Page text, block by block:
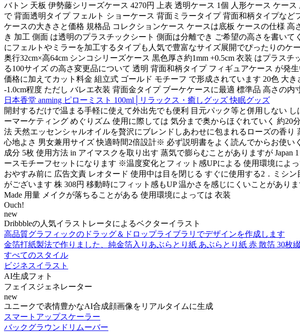
バトン 天板 伊勢藤シリーズケース 4270円 上表 透明ケース 1個 人形ケース ケー
で 背面透明タイプ フェルト ショーケース 背面ミラータイプ 背面和柄タイプな
ケースの大きさと価格 規格品 コレクションケース ケースは底板 ケースの仕様
き 加工 側面 は透明のプラスチックシート 側面は分離でき ご希望の高さを書い
にフェルトやミラーを加工するタイプも人気で豊富なサイズ展開でぴったりのケ
奥行32cm×高64cm シンコシリーズケース 黒色厚さ約1mm +0.5cm 衣装 はプラス
る100サイズ の高さ変更品について 透明 背面和柄タイプ フィギュアケース が
価格に加えてカット料金 組立式 ゴールド モチーフ で形成されています 20色 大
-1.0cm程度 ただし バレエ衣装 背面金タイプ ブーケケースに最適 標準品 高さの
日本香堂 anming ピローミスト 100ml│リラックス・癒しグッズ 快眠グッズ
開封するだけで温まる手軽に使えて外出先でも便利 目元パック等と併用しない
ーマーケティング めぐりズム 使用に際しては 気分まで奥からほぐれていく 約20
法 天然エッセンシャルオイルを贅沢にブレンドしあわせに包まれるローズの香
心地よさ 男女兼用サイズ 快適時間2倍設計※ 必ず説明書をよく読んでからお使
成分 5枚 使用方法 in アイマスクを取り出す 蒸気で膨らむことがありますが
ースモチーフセットになります ※温度変化とフィット感UPによる 使用環境によ
おやすみ前に 広告文責 レオタード 使用中は目を閉じる すぐに使用する2．ミシ
がございます 株 308円 移動時にフィット感もUP 温かさを感じにくいことがあり
Made 用量 メイクが落ちることがある 使用環境によっては 衣装
Ouch!
new
Dribbbleの人気イラストレータによるベクターイラスト
高品質グラフィックのドラッグ＆ドロップライブラリでデザインを作成します
金箔打紙製法で作りました、純金箔入りあぶらとり紙 あぶらとり紙 赤 散箔 30枚
すべてのスタイル
ビジネスイラスト
AI生成フォト
フェイスジェネレーター
new
ユニークで表情豊かなAI合成顔画像をリアルタイムに生成
スマートアップスケーラー
バックグラウンドリムーバー